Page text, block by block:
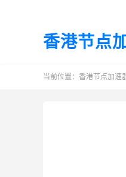
香港节点
当前位置： 香港节点加速